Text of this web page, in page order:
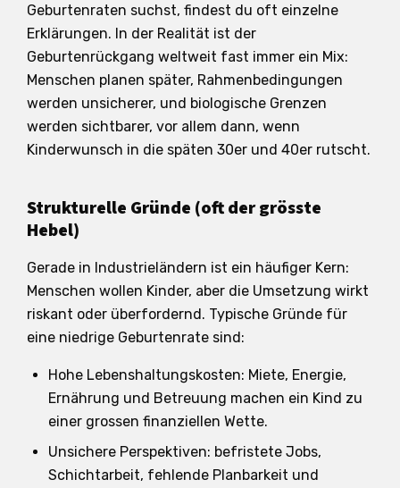
Geburtenraten suchst, findest du oft einzelne
Erklärungen. In der Realität ist der
Geburtenrückgang weltweit fast immer ein Mix:
Menschen planen später, Rahmenbedingungen
werden unsicherer, und biologische Grenzen
werden sichtbarer, vor allem dann, wenn
Kinderwunsch in die späten 30er und 40er rutscht.
Strukturelle Gründe (oft der grösste
Hebel)
Gerade in Industrieländern ist ein häufiger Kern:
Menschen wollen Kinder, aber die Umsetzung wirkt
riskant oder überfordernd. Typische Gründe für
eine niedrige Geburtenrate sind:
Hohe Lebenshaltungskosten: Miete, Energie,
Ernährung und Betreuung machen ein Kind zu
einer grossen finanziellen Wette.
Unsichere Perspektiven: befristete Jobs,
Schichtarbeit, fehlende Planbarkeit und